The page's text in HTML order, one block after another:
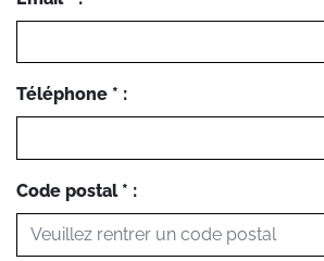
Téléphone * :
Code postal * :